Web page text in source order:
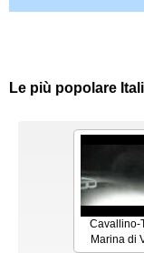
Le più popolare
Cavallino-
Marina di